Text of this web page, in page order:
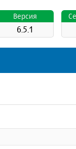
Версия
6.5.1